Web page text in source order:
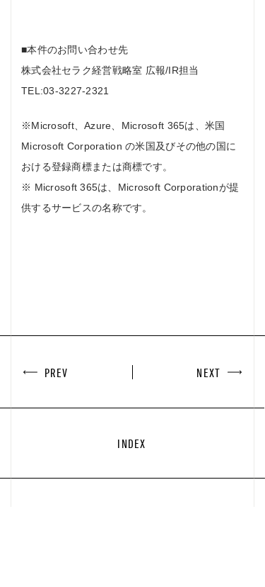
■本件のお問い合わせ先
株式会社セラク経営戦略室 広報/IR担当
TEL:03-3227-2321
※Microsoft、Azure、Microsoft 365は、米国
Microsoft Corporation の米国及びその他の国に
おける登録商標または商標です。
※ Microsoft 365は、Microsoft Corporationが提
供するサービスの名称です。
PREV
INDEX
NEXT